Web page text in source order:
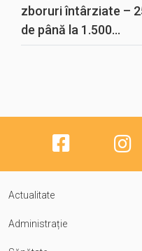
zboruri întârziate –
de până la 1.500...
Actualitate
Administrație